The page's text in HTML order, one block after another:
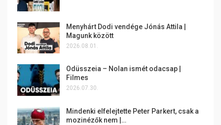
Menyhárt Dodi vendége Jónás Attila |
Magunk között
2026.08.01.
Odüsszeia – Nolan ismét odacsap |
Filmes
2026.07.30.
Mindenki elfelejtette Peter Parkert, csak a
mozinézők nem |…